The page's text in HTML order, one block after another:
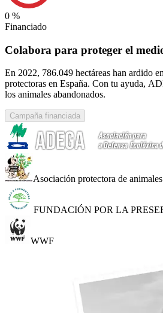
0 %
Financiado
Colabora para proteger el
En 2022, 786.049 hectáreas han ardido
protectoras en España. Con tu ayuda,
los animales abandonados.
Campaña financiada
Asociación protectora de
FUNDACIÓN POR LA
WWF